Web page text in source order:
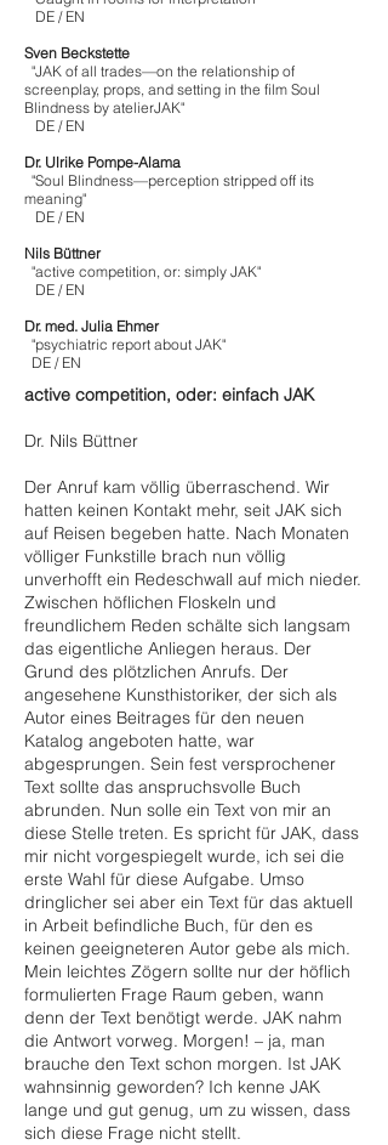
DE / EN
Sven Beckstette
"JAK of all trades—on the relationship of
screenplay, props, and setting in the film Soul
Blindness by atelierJAK"
DE / EN
Dr. Ulrike Pompe-Alama
"Soul Blindness—perception stripped off its
meaning"
DE / EN
Nils Büttner
"active competition, or: simply JAK"
DE / EN
Dr. med. Julia Ehmer
"psychiatric report about JAK"
DE / EN
active competition, oder: einfach JAK
Dr. Nils Büttner
Der Anruf kam völlig überraschend. Wir
hatten keinen Kontakt mehr, seit JAK sich
auf Reisen begeben hatte. Nach Monaten
völliger Funkstille brach nun völlig
unverhofft ein Redeschwall auf mich nieder.
Zwischen höflichen Floskeln und
freundlichem Reden schälte sich langsam
das eigentliche Anliegen heraus. Der
Grund des plötzlichen Anrufs. Der
angesehene Kunsthistoriker, der sich als
Autor eines Beitrages für den neuen
Katalog angeboten hatte, war
abgesprungen. Sein fest versprochener
Text sollte das anspruchsvolle Buch
abrunden. Nun solle ein Text von mir an
diese Stelle treten. Es spricht für JAK, dass
mir nicht vorgespiegelt wurde, ich sei die
erste Wahl für diese Aufgabe. Umso
dringlicher sei aber ein Text für das aktuell
in Arbeit befindliche Buch, für den es
keinen geeigneteren Autor gebe als mich.
Mein leichtes Zögern sollte nur der höflich
formulierten Frage Raum geben, wann
denn der Text benötigt werde. JAK nahm
die Antwort vorweg. Morgen! – ja, man
brauche den Text schon morgen. Ist JAK
wahnsinnig geworden? Ich kenne JAK
lange und gut genug, um zu wissen, dass
sich diese Frage nicht stellt.